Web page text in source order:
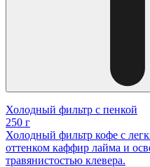
Холодный фильтр с пенкой
250 г
Холодный фильтр кофе с
оттенком каффир лайма и
травянистостью клевера.